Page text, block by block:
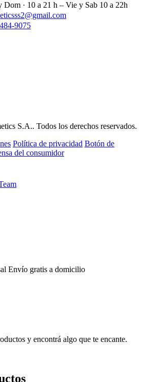
Dom · 10 a 21 h – Vie y Sab 10 a 22h
9075
S.A.. Todos los derechos reservados.
Política de privacidad Botón de
del consumidor
Envío gratis a domicilio
y encontrá algo que te encante.